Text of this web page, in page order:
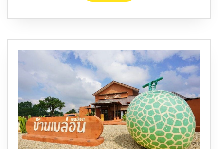
รูป
ที่
อุทยาน
หิน
เขา
ที่
เที่ยว
ใกล้
กรุงเทพฯ